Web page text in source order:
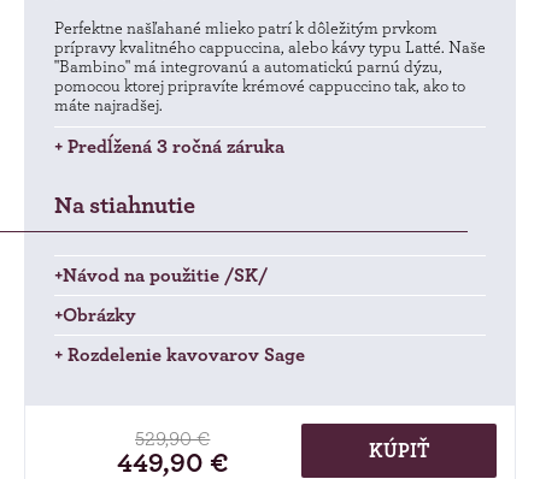
Perfektne našľahané mlieko patrí k dôležitým prvkom
prípravy kvalitného cappuccina, alebo kávy typu Latté. Naše
"Bambino" má integrovanú a automatickú parnú dýzu,
pomocou ktorej pripravíte krémové cappuccino tak, ako to
máte najradšej.
+ Predĺžená 3 ročná záruka
Na stiahnutie
+Návod na použitie /SK/
+Obrázky
+ Rozdelenie kavovarov Sage
529,90 €
449,90 € KÚPIŤ